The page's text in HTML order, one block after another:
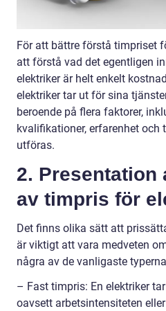
För att bättre förstå timpriset
att förstå vad det egentligen
elektriker är helt enkelt
elektriker tar ut för sina
beroende på flera faktorer,
kvalifikationer, erfarenhet och
utföras.
2. Presentation
av timpris för
Det finns olika sätt att
är viktigt att vara medveten
några av de vanligaste
– Fast timpris: En elektriker
oavsett arbetsintensiteten